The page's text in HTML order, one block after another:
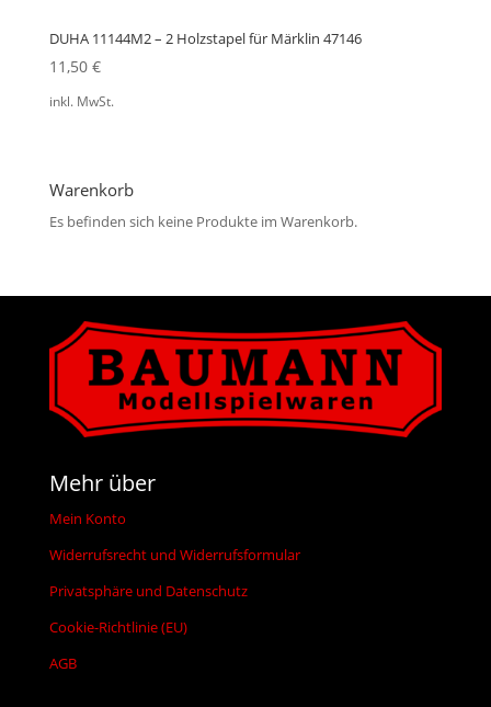
DUHA 11144M2 – 2 Holzstapel für Märklin 47146
11,50 €
inkl. MwSt.
Warenkorb
Es befinden sich keine Produkte im Warenkorb.
Mehr über
Mein Konto
Widerrufsrecht und Widerrufsformular
Privatsphäre und Datenschutz
Cookie-Richtlinie (EU)
AGB